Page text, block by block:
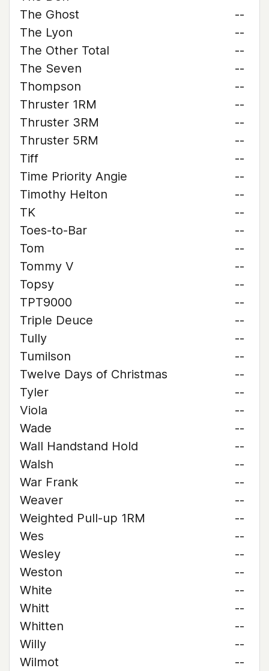
The Ghost
--
The Lyon
--
The Other Total
--
The Seven
--
Thompson
--
Thruster 1RM
--
Thruster 3RM
--
Thruster 5RM
--
Tiff
--
Time Priority Angie
--
Timothy Helton
--
TK
--
Toes-to-Bar
--
Tom
--
Tommy V
--
Topsy
--
TPT9000
--
Triple Deuce
--
Tully
--
Tumilson
--
Twelve Days of Christmas
--
Tyler
--
Viola
--
Wade
--
Wall Handstand Hold
--
Walsh
--
War Frank
--
Weaver
--
Weighted Pull-up 1RM
--
Wes
--
Wesley
--
Weston
--
White
--
Whitt
--
Whitten
--
Willy
--
Wilmot
--